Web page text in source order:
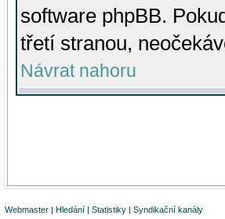
software phpBB.
třetí stranou,
Návrat nahoru
Webmaster | Hledání | Statistiky | Syndikační kanály